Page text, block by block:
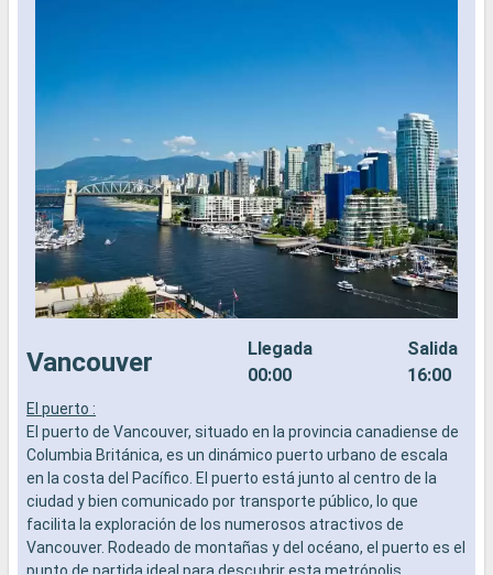
Vancouver
Llegada
00:00
Salida
16:00
El puerto :
El puerto de Vancouver, situado en la provincia canadiense de
Columbia Británica, es un dinámico puerto urbano de escala
en la costa del Pacífico. El puerto está junto al centro de la
ciudad y bien comunicado por transporte público, lo que
facilita la exploración de los numerosos atractivos de
Vancouver. Rodeado de montañas y del océano, el puerto es el
punto de partida ideal para descubrir esta metrópolis